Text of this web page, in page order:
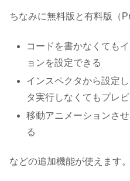
ちなみに無料版と有料版（
コードを書かなくても
ョンを設定できる
インスペクタから設定
タ実行しなくてもプレ
移動アニメーションさ
る
などの追加機能が使えます。